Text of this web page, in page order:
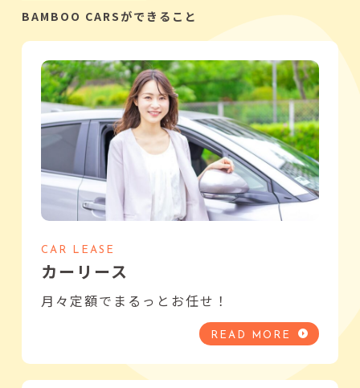
BAMBOO CARSができること
CAR LEASE
カーリース
月々定額でまるっとお任せ！
READ MORE